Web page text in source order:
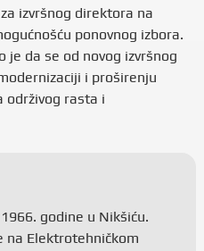
izvršnog direktora na
ponovnog izbora.
je da se od novog izvršnog
i proširenju
održivog rasta i
godine u Nikšiću.
na Elektrotehničkom